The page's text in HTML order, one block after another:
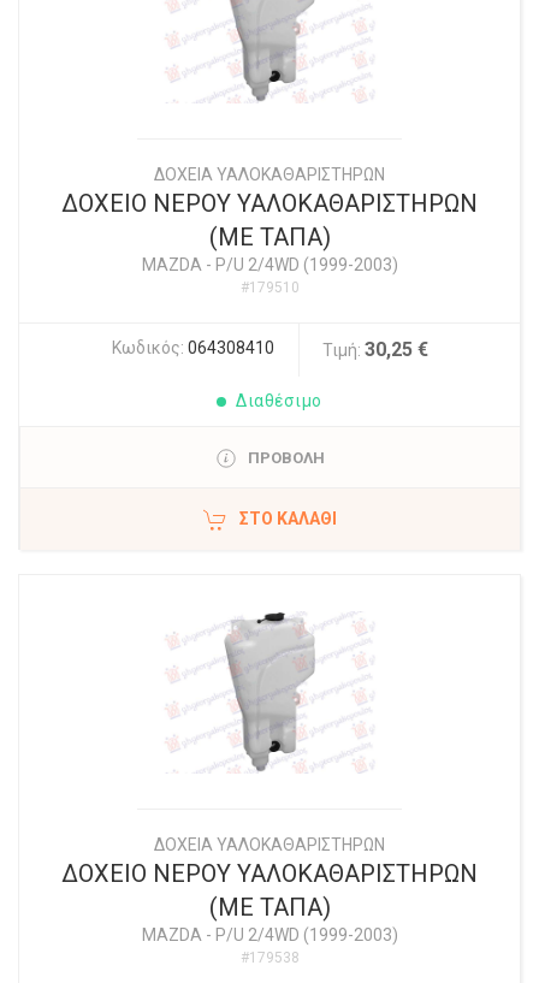
ΔΟΧΕΙΑ ΥΑΛΟΚΑΘΑΡΙΣΤΗΡΩΝ
ΔΟΧΕΙΟ ΝΕΡΟΥ ΥΑΛΟΚΑΘΑΡΙΣΤΗΡΩΝ
(ΜΕ ΤΑΠΑ)
MAZDA- P/U 2/4WD (1999-2003)
#179510
Κωδικός: 064308410 Τιμή: 30,25 €
Διαθέσιμο
ΠΡΟΒΟΛΗ
ΣΤΟ ΚΑΛΆΘΙ
ΔΟΧΕΙΑ ΥΑΛΟΚΑΘΑΡΙΣΤΗΡΩΝ
ΔΟΧΕΙΟ ΝΕΡΟΥ ΥΑΛΟΚΑΘΑΡΙΣΤΗΡΩΝ
(ΜΕ ΤΑΠΑ)
MAZDA- P/U 2/4WD (1999-2003)
#179538